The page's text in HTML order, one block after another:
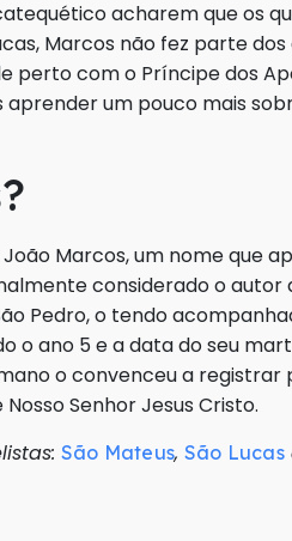
acharem que os
Marcos não fez parte dos
perto com o Príncipe dos
aprender um pouco mais
Marcos, um nome que
considerado o autor
Pedro, o tendo
o ano 5 e a data do seu
o convenceu a registrar
Senhor Jesus Cristo.
São Mateus, São Lucas